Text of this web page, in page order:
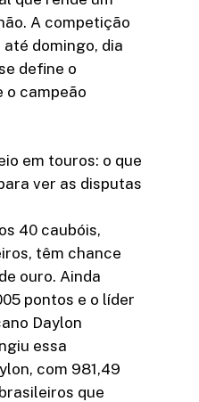
A competição
domingo, dia
define o
o campeão
em touros: o que
ver as disputas
40 caubóis,
têm chance
ouro. Ainda
pontos e o líder
Daylon
essa
com 981,49
que